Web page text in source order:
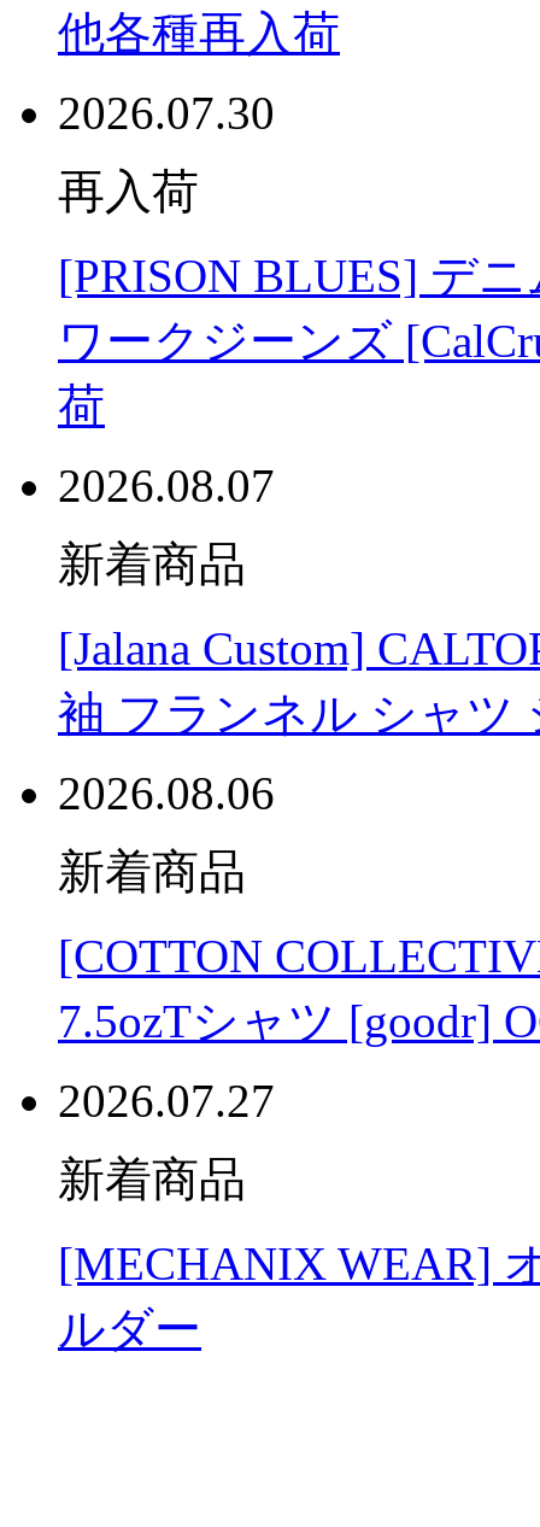
他各種再入荷
2026.07.30
再入荷
[PRISON BLUES] デ
ワークジーンズ
荷
2026.08.07
新着商品
[Jalana Custom]
袖 フランネル シャツ
2026.08.06
新着商品
[COTTON
7.5ozTシャツ [goodr]
2026.07.27
新着商品
[MECHANIX WEAR]
ルダー